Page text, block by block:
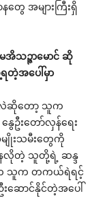
တွေ အများကြီးရှိ
မအိသဉ္ဇာမောင် ဆို
တဲ့အပေါ်မှာ
စ်လဲဆိုတော့ သူက
ဦးတော်လှန်ရေး
ျိုးသမီးတွေကို
နေလိုတဲ့ သူတို့ရဲ့ ဆန္ဒ
သူက တကယ်ရဲရင့်
ဆောင်နိုင်တဲ့အပေါ်